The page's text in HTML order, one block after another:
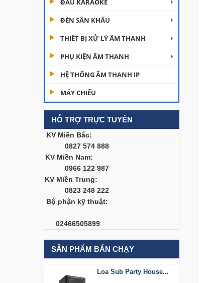
ĐẦU KARAOKE
ĐÈN SÂN KHẤU
THIẾT BỊ XỬ LÝ ÂM THANH
PHỤ KIỆN ÂM THANH
HỆ THỐNG ÂM THANH IP
MÁY CHIẾU
HỖ TRỢ TRỰC TUYẾN
KV Miền Bắc:
0827 574 888
KV Miền Nam:
0966 122 987
KV Miền Trung:
0823 248 222
Bộ phận kỹ thuật:
02466505899
SẢN PHẨM BÁN CHẠY
Cục đẩy công suất
Dàn âm thanh hội
trường...
Bàn Mixer
Allen&Heath...
Liên hệ
Bàn Mixer
Liên hệ
Loa Sub Party House
D218
Liên hệ
Loa Sub Party House...